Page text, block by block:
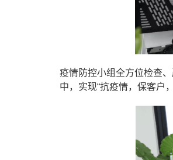
疫情防控小组全方位检查
中，实现“抗疫情，保客户